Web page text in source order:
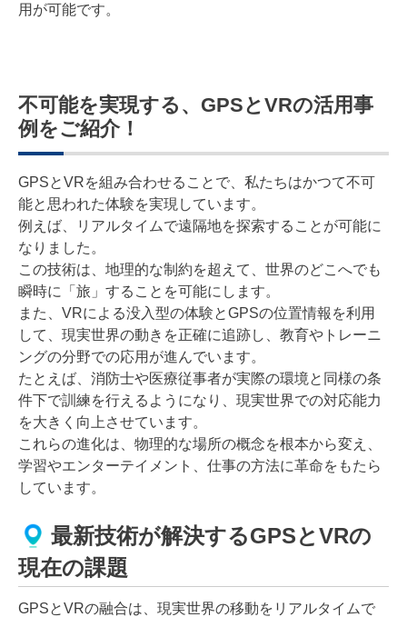
用が可能です。
不可能を実現する、GPSとVRの活用事
例をご紹介！
GPSとVRを組み合わせることで、私たちはかつて不可
能と思われた体験を実現しています。
例えば、リアルタイムで遠隔地を探索することが可能に
なりました。
この技術は、地理的な制約を超えて、世界のどこへでも
瞬時に「旅」することを可能にします。
また、VRによる没入型の体験とGPSの位置情報を利用
して、現実世界の動きを正確に追跡し、教育やトレーニ
ングの分野での応用が進んでいます。
たとえば、消防士や医療従事者が実際の環境と同様の条
件下で訓練を行えるようになり、現実世界での対応能力
を大きく向上させています。
これらの進化は、物理的な場所の概念を根本から変え、
学習やエンターテイメント、仕事の方法に革命をもたら
しています。
最新技術が解決するGPSとVRの
現在の課題
GPSとVRの融合は、現実世界の移動をリアルタイムで